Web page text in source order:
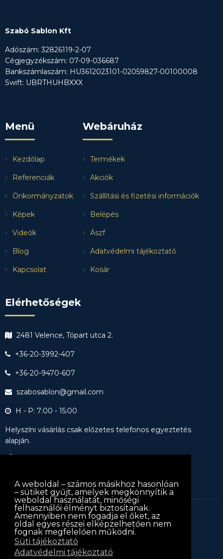
A weboldal – számos másikhoz hasonlóan
– sütiket gyűjt, amelyek megkönnyítik a
weboldal használatát, minőségi
felhasználói élményt biztosítanak.
Amennyiben nem fogadja el őket, az
oldal egyes részei elképzelhetően nem
fognak megfelelően működni.
Süti tájékoztató
Adatvédelmi tájékoztató
Szabó Sablon Kft
Adószám: 32826119-2-07
Cégjegyzékszám: 07-09-036687
Bankszámlaszám: HU3612023101-02059827-00100008
Swift: UBRTHUHBXXX
Menü
Kezdőlap
Referenciák
Önkormányzatok
Képek
Videók
Blog
Kapcsolat
Webáruház
Termékek
Akciók
Szállítási és fizetési információk
Belépés
Ászf
Adatvédelmi tájékoztató
Kosár
Elérhetőségek
2481 Velence, Tópart utca 2.
+36-20-3992-407
+36-20-9470-607
szabosablon@gmail.com
H - P: 7:00 - 15:00
Helyszíni vásárlás csak előzetes telefonos egyeztetés
alapján.
keritessablon.hu © 2013keritessablon.hu. Minden jog
fenntartva
Iratkozz fel hírlevelünkre!